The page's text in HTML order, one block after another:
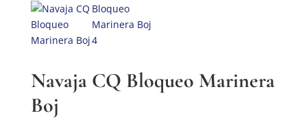
Navaja CQ Bloqueo Marinera
Boj